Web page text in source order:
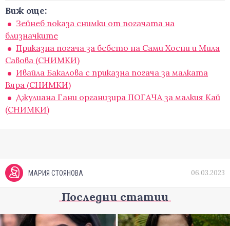
Виж още:
Зейнеб показа снимки от погачата на
близначките
Приказна погача за бебето на Сами Хосни и Мила
Савова (СНИМКИ)
Ивайла Бакалова с приказна погача за малката
Вяра (СНИМКИ)
Джулиана Гани организира ПОГАЧА за малкия Кай
(СНИМКИ)
МАРИЯ СТОЯНОВА 06.03.2023
Последни статии